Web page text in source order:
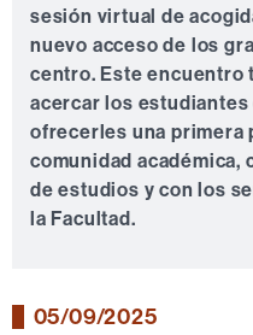
sesión virtual de
nuevo acceso de los
centro. Este encuentro
acercar los
ofrecerles una primera
comunidad académica,
de estudios y con los
la Facultad.
05/09/2025